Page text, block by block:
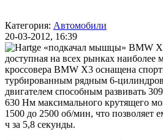
Категория: Автомобили
20-03-2012, 16:39
доступная на всех рынках наиболее
кроссовера BMW X3 оснащена
турбированным рядным 6-
двигателем способным развивать
630 Нм максимального крутящего
1500 до 2500 об/мин, что позволяет
ч за 5,8 секунды.